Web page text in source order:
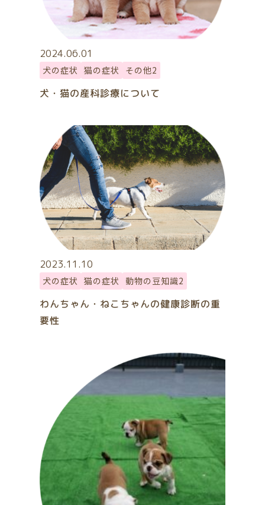
2024.06.01
犬の症状 猫の症状 その他2
犬・猫の産科診療について
2023.11.10
犬の症状 猫の症状 動物の豆知識2
わんちゃん・ねこちゃんの健康診断の重
要性